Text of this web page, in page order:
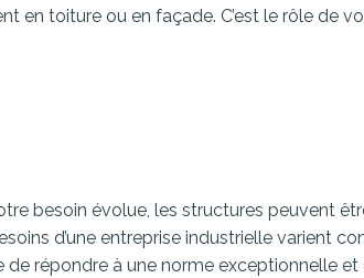
en toiture ou en façade. C’est le rôle de
besoin évolue, les structures peuvent
d’une entreprise industrielle varient
répondre à une norme exceptionnelle